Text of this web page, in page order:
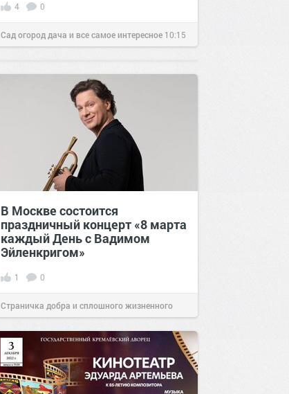
4 0
Сад огород дача и все самое интересное 10:15
В Москве состоится
праздничный концерт «8 марта
каждый День с Вадимом
Эйленкригом»
1 0
Страничка добра и сплошного жизненного
позитива!13:3907 мар 2023